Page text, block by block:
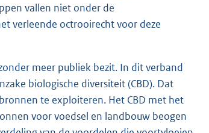
vallen niet onder de
verleende octrooirecht voor deze
meer publiek bezit. In dit verband
biologische diversiteit (CBD). Dat
te exploiteren. Het CBD met het
voor voedsel en landbouw beogen